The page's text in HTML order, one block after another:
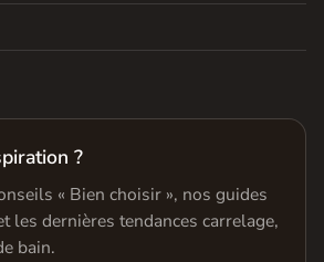
?
« Bien choisir », nos guides
les dernières tendances carrelage,
bain.